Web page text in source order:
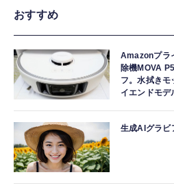
おすすめ
Amazonプラ
除機MOVA
フ。水拭きモ
イエンドモデ
生成AIグラビ